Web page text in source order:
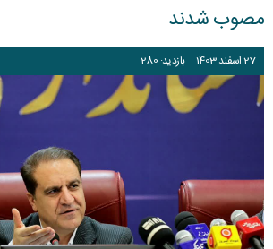
مصوب شدند
27اسفند1403 بازدید: 280